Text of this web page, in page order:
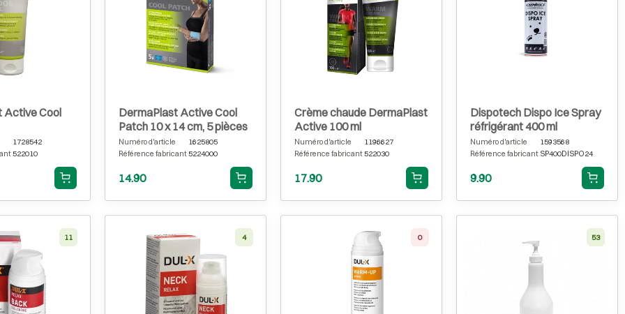
Active Cool
1728542
522010
DermaPlast Active Cool
Patch 10 x 14 cm, 5 pièces
Numéro d'article
1625805
Référence fabricant 5224000
14.90
Crème chaude DermaPlast
Active 100 ml
Numéro d'article
1196627
Référence fabricant 522030
17.90
Dispotech Dispo Ice Spray
réfrigérant 400 ml
Numéro d'article
1593568
Référence fabricant SP400DISPO24
9.90
11 4 0 53